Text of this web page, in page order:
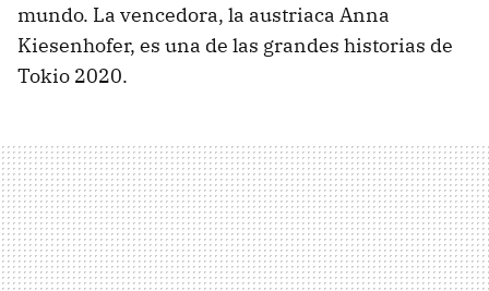
mundo. La vencedora, la austriaca Anna
Kiesenhofer, es una de las grandes historias de
Tokio 2020.